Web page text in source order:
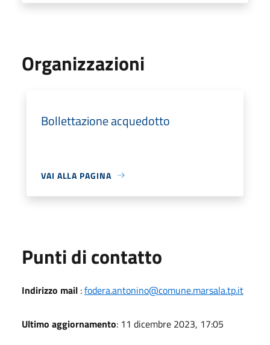
Organizzazioni
Bollettazione acquedotto
VAI ALLA PAGINA
Punti di contatto
Indirizzo mail :fodera.antonino@comune.marsala.tp.it
Ultimo aggiornamento: 11 dicembre 2023, 17:05